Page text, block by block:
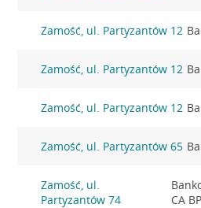
Zamość, ul. Partyzantów 12
Zamość, ul. Partyzantów 12
Zamość, ul. Partyzantów 12
Zamość, ul. Partyzantów 65
Zamość, ul.
Partyzantów 74
CA BP